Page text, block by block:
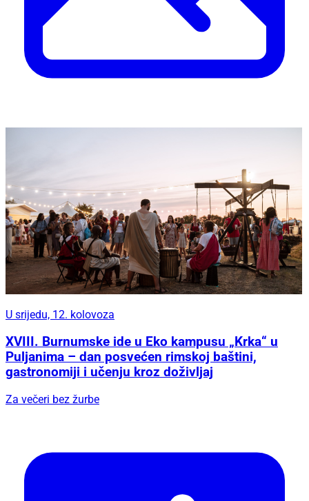
U srijedu, 12. kolovoza
XVIII. Burnumske ide u Eko kampusu „Krka“ u
Puljanima – dan posvećen rimskoj baštini,
gastronomiji i učenju kroz doživljaj
Za večeri bez žurbe